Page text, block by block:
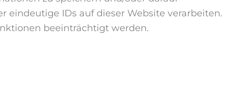
eindeutige IDs auf dieser Website verarbeiten.
beeinträchtigt werden.